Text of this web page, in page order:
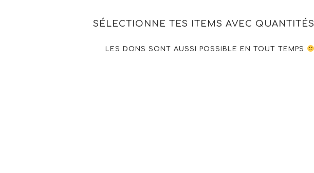
SÉLECTIONNE TES ITEMS AVEC QUANTITÉS
LES DONS SONT AUSSI POSSIBLE EN TOUT TEMPS